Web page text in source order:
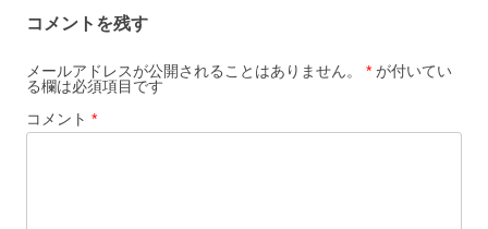
コメントを残す
メールアドレスが公開されることはありません。 * が付いてい
る欄は必須項目です
コメント *